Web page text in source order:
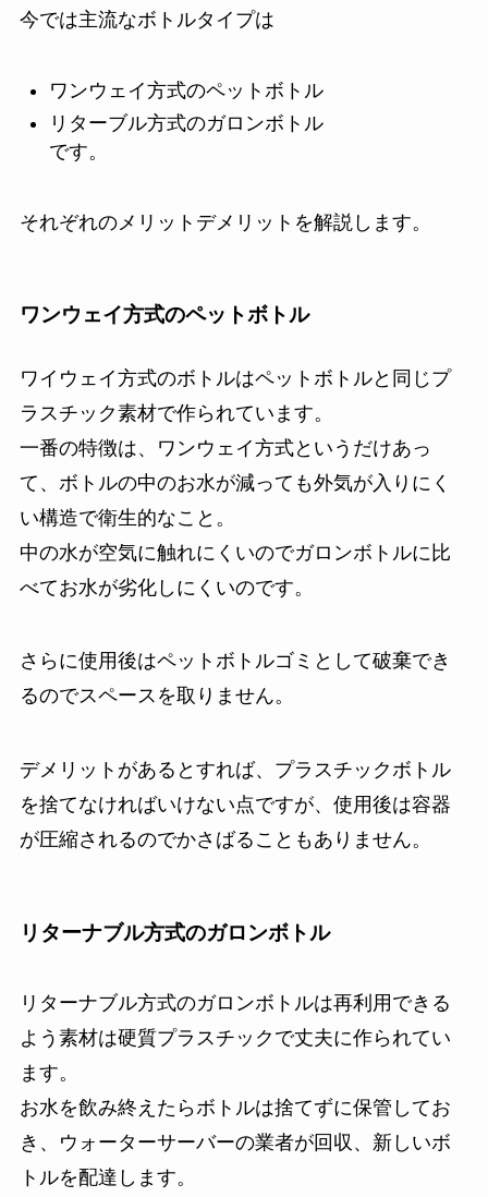
今では主流なボトルタイプは
ワンウェイ方式のペットボトル
リターブル方式のガロンボトル
です。
それぞれのメリットデメリットを解説します。
ワンウェイ方式のペットボトル
ワイウェイ方式のボトルはペットボトルと同じプ
ラスチック素材で作られています。
一番の特徴は、ワンウェイ方式というだけあっ
て、ボトルの中のお水が減っても外気が入りにく
い構造で衛生的なこと。
中の水が空気に触れにくいのでガロンボトルに比
べてお水が劣化しにくいのです。
さらに使用後はペットボトルゴミとして破棄でき
るのでスペースを取りません。
デメリットがあるとすれば、プラスチックボトル
を捨てなければいけない点ですが、使用後は容器
が圧縮されるのでかさばることもありません。
リターナブル方式のガロンボトル
リターナブル方式のガロンボトルは再利用できる
よう素材は硬質プラスチックで丈夫に作られてい
ます。
お水を飲み終えたらボトルは捨てずに保管してお
き、ウォーターサーバーの業者が回収、新しいボ
トルを配達します。